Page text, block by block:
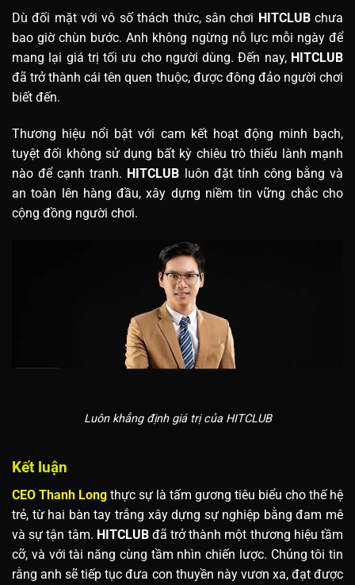
Dù đối mặt với vô số thách thức, sân chơi HITCLUBchưa
bao giờ chùn bước. Anh không ngừng nỗ lực mỗi ngày để
mang lại giá trị tối ưu cho người dùng. Đến nay, HITCLUB
đã trở thành cái tên quen thuộc, được đông đảo người chơi
biết đến.
Thương hiệu nổi bật với cam kết hoạt động minh bạch,
tuyệt đối không sử dụng bất kỳ chiêu trò thiếu lành mạnh
nào để cạnh tranh. HITCLUB luôn đặt tính công bằng và
an toàn lên hàng đầu, xây dựng niềm tin vững chắc cho
cộng đồng người chơi.
Luôn khẳng định giá trị của HITCLUB
Kết luận
CEO Thanh Long thực sự là tấm gương tiêu biểu cho thế hệ
trẻ, từ hai bàn tay trắng xây dựng sự nghiệp bằng đam mê
và sự tận tâm. HITCLUBđã trở thành một thương hiệu tầm
cỡ, và với tài năng cùng tầm nhìn chiến lược. Chúng tôi tin
rằng anh sẽ tiếp tục đưa con thuyền này vươn xa, đạt được